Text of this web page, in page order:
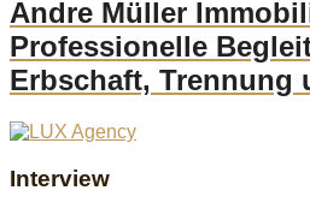
Andre Müller
Professionelle
Erbschaft, Trennung
Interview